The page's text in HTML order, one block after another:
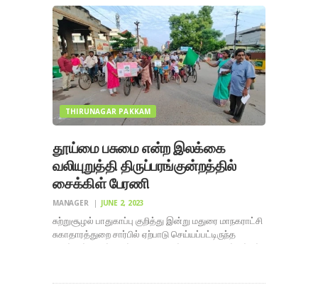
3 கண்மாய்களை தேர்ந்தெடுத்து ஒவ்வொரு கண்மாயிலும்
2 ஆலமர கன்றுகள் நமது திருநகர் பக்கம் குழுவால்
நடப்பட்டது.
THIRUNAGAR PAKKAM
தூய்மை பசுமை என்ற இலக்கை
வலியுறுத்தி திருப்பரங்குன்றத்தில்
சைக்கிள் பேரணி
MANAGER JUNE 2, 2023
சுற்றுசூழல் பாதுகாப்பு குறித்து இன்று மதுரை மாநகராட்சி
சுகாதாரத்துறை சார்பில் ஏற்பாடு செய்யப்பட்டிருந்த
சைக்கிள் விழிப்புணர்வு பேரணியில் நமது திருநகர் பக்கம்